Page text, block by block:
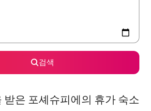
검색
받은 포셰슈피에의 휴가 숙소